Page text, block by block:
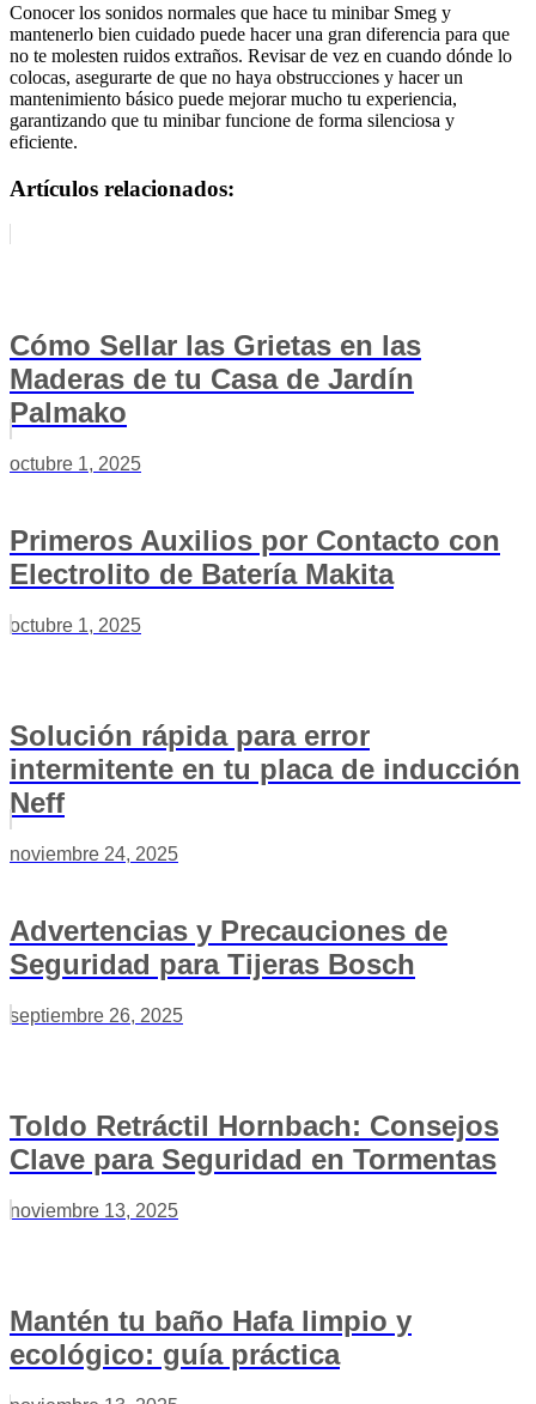
Conocer los sonidos normales que hace tu minibar Smeg y
mantenerlo bien cuidado puede hacer una gran diferencia para que
no te molesten ruidos extraños. Revisar de vez en cuando dónde lo
colocas, asegurarte de que no haya obstrucciones y hacer un
mantenimiento básico puede mejorar mucho tu experiencia,
garantizando que tu minibar funcione de forma silenciosa y
eficiente.
Artículos relacionados:
Cómo Sellar las Grietas en las
Maderas de tu Casa de Jardín
Palmako
octubre 1, 2025
Primeros Auxilios por Contacto con
Electrolito de Batería Makita
octubre 1, 2025
Solución rápida para error
intermitente en tu placa de inducción
Neff
noviembre 24, 2025
Advertencias y Precauciones de
Seguridad para Tijeras Bosch
septiembre 26, 2025
Toldo Retráctil Hornbach: Consejos
Clave para Seguridad en Tormentas
noviembre 13, 2025
Mantén tu baño Hafa limpio y
ecológico: guía práctica